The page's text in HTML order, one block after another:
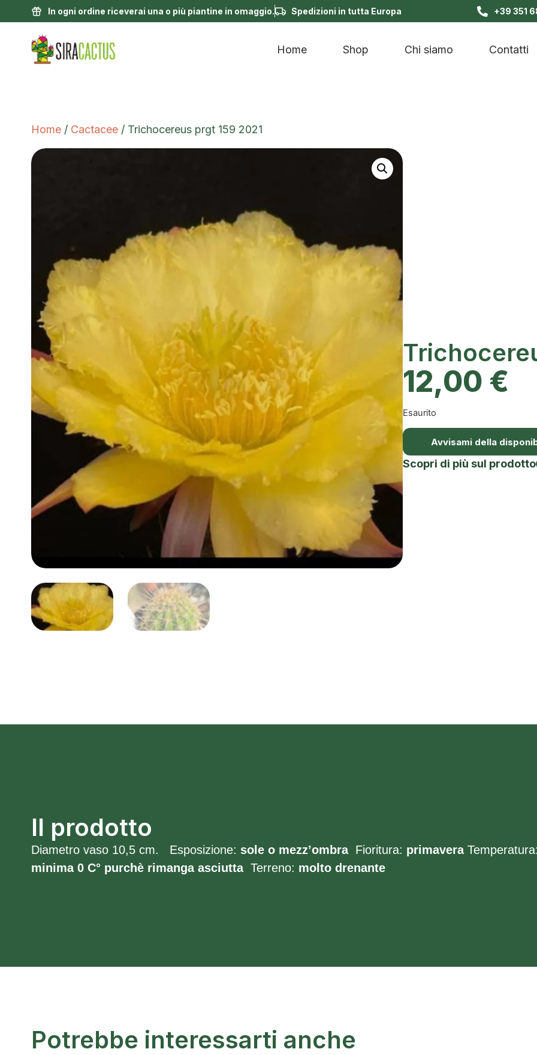
In ogni ordine riceverai una o più piantine in omaggio. Spedizioni in tutta Europa +39 351
Home Shop Chi siamo Contatti
Home / Cactacee / Trichocereus prgt 159 2021
12,00 €
Esaurito
Avvisami della
Scopri di più sul prodotto
Il prodotto
Diametro vaso 10,5 cm. Esposizione: sole o mezz’ombra Fioritura: primavera
minima 0 C° purchè rimanga asciutta Terreno: molto drenante
Potrebbe interessarti anche